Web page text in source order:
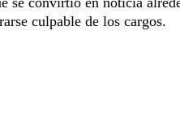
culpable de los cargos.